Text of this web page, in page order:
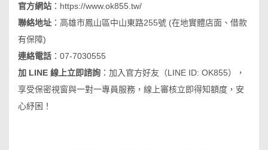
官方網站 ： https://www.ok855.tw/
聯絡地址 ： 高雄市鳳山區中山東路255號 (在地實體店面、借款
有保障)
連絡電話 ：07-7030555
加 LINE 線上立即諮詢 ：加入官方好友（LINE ID: OK855），
享受保密視窗與一對一專員服務，線上審核立即得知額度，安
心紓困！